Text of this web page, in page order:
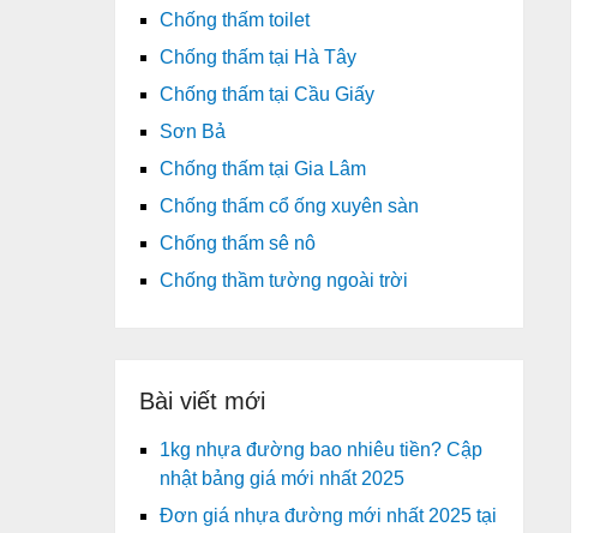
Chống thấm toilet
Chống thấm tại Hà Tây
Chống thấm tại Cầu Giấy
Sơn Bả
Chống thấm tại Gia Lâm
Chống thấm cổ ống xuyên sàn
Chống thấm sê nô
Chống thầm tường ngoài trời
Bài viết mới
1kg nhựa đường bao nhiêu tiền? Cập
nhật bảng giá mới nhất 2025
Đơn giá nhựa đường mới nhất 2025 tại